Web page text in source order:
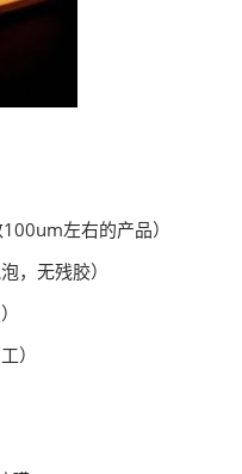
左右的产品）
，无残胶）
）